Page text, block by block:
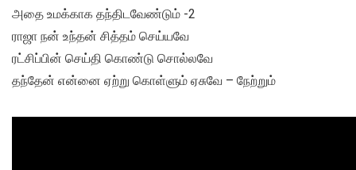
அதை உமக்காக தந்திடவேண்டும் -2
ராஜா நன் உந்தன் சித்தம் செய்யவே
ரட்சிப்பின் செய்தி கொண்டு சொல்லவே
தந்தேன் என்னை ஏற்று கொள்ளும் ஏசுவே – நேற்றும்